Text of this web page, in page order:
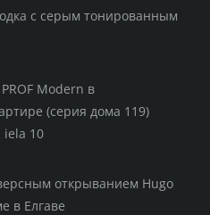
с серым тонированным
Modern в
(серия дома 119)
iela 10
открыванием Hugo
в Елгаве